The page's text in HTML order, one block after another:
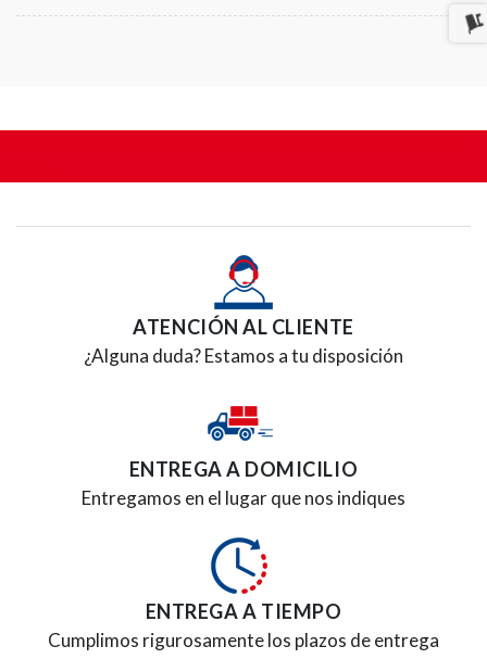
ATENCIÓN AL CLIENTE
¿Alguna duda? Estamos a tu disposición
ENTREGA A DOMICILIO
Entregamos en el lugar que nos indiques
ENTREGA A TIEMPO
Cumplimos rigurosamente los plazos de entrega